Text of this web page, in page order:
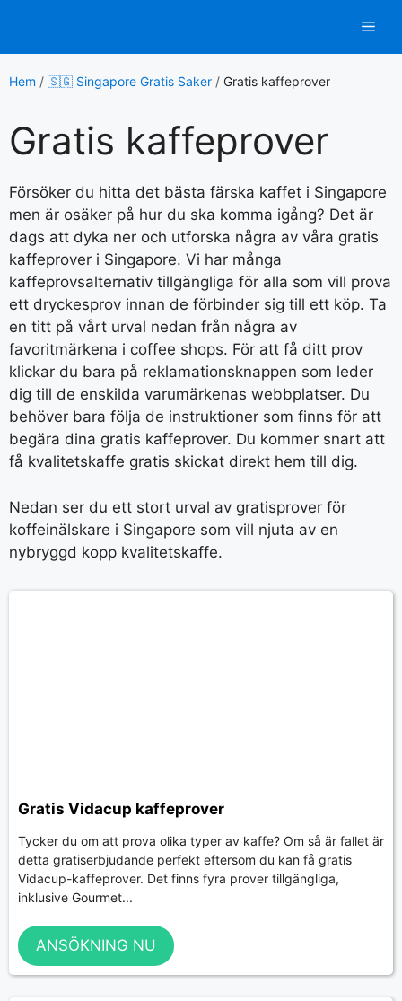
innehåll
Hem / 🇸🇬 Singapore Gratis Saker / Gratis kaffeprover
Gratis kaffeprover
Försöker du hitta det bästa färska kaffet i Singapore
men är osäker på hur du ska komma igång? Det är
dags att dyka ner och utforska några av våra gratis
kaffeprover i Singapore. Vi har många
kaffeprovsalternativ tillgängliga för alla som vill prova
ett dryckesprov innan de förbinder sig till ett köp. Ta
en titt på vårt urval nedan från några av
favoritmärkena i coffee shops. För att få ditt prov
klickar du bara på reklamationsknappen som leder
dig till de enskilda varumärkenas webbplatser. Du
behöver bara följa de instruktioner som finns för att
begära dina gratis kaffeprover. Du kommer snart att
få kvalitetskaffe gratis skickat direkt hem till dig.
Nedan ser du ett stort urval av gratisprover för
koffeinälskare i Singapore som vill njuta av en
nybryggd kopp kvalitetskaffe.
Gratis Vidacup kaffeprover
Tycker du om att prova olika typer av kaffe? Om så är fallet är
detta gratiserbjudande perfekt eftersom du kan få gratis
Vidacup-kaffeprover. Det finns fyra prover tillgängliga,
inklusive Gourmet...
ANSÖKNING NU